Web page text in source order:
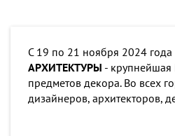
С 19 по 21 ноября 2024
АРХИТЕКТУРЫ - крупнейшая
предметов декора. Во всех
дизайнеров, архитекторов,